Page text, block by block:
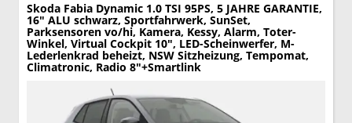
Skoda Fabia Dynamic 1.0 TSI 95PS, 5 JAHRE GARANTIE,
16" ALU schwarz, Sportfahrwerk, SunSet,
Parksensoren vo/hi, Kamera, Kessy, Alarm, Toter-
Winkel, Virtual Cockpit 10", LED-Scheinwerfer, M-
Lederlenkrad beheizt, NSW Sitzheizung, Tempomat,
Climatronic, Radio 8"+Smartlink